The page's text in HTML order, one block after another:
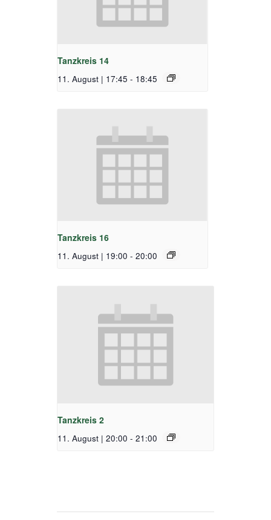
Tanzkreis 14
11. August | 17:45 - 18:45
Tanzkreis 16
11. August | 19:00 - 20:00
Tanzkreis 2
11. August | 20:00 - 21:00